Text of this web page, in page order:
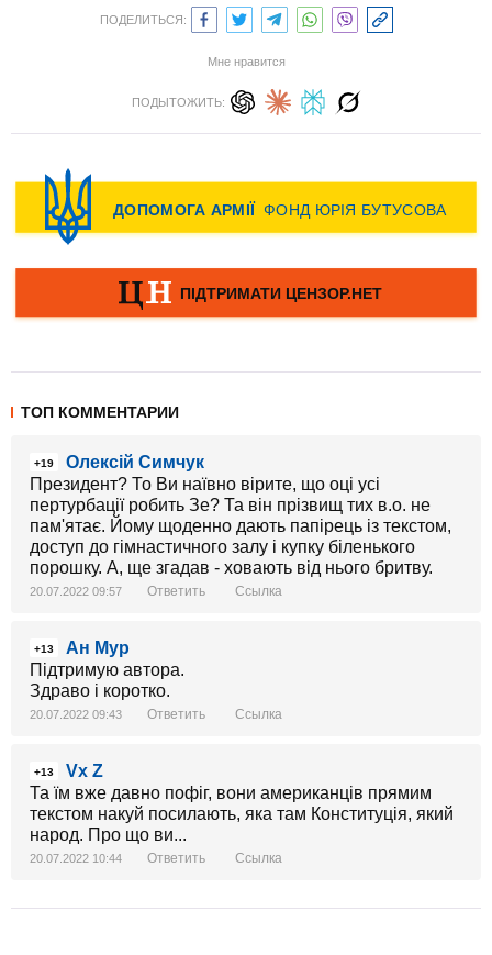
ПОДЕЛИТЬСЯ:
Мне нравится
ПОДЫТОЖИТЬ:
ТОП КОММЕНТАРИИ
+19
Олексій Симчук
Президент? То Ви наївно вірите, що оці усі
пертурбації робить Зе? Та він прізвищ тих в.о. не
пам'ятає. Йому щоденно дають папірець із текстом,
доступ до гімнастичного залу і купку біленького
порошку. А, ще згадав - ховають від нього бритву.
20.07.2022 09:57 Ответить Ссылка
+13
Ан Мур
Підтримую автора.
Здраво і коротко.
20.07.2022 09:43 Ответить Ссылка
+13
Vx Z
Та їм вже давно пофіг, вони американців прямим
текстом накуй посилають, яка там Конституція, який
народ. Про що ви...
20.07.2022 10:44 Ответить Ссылка